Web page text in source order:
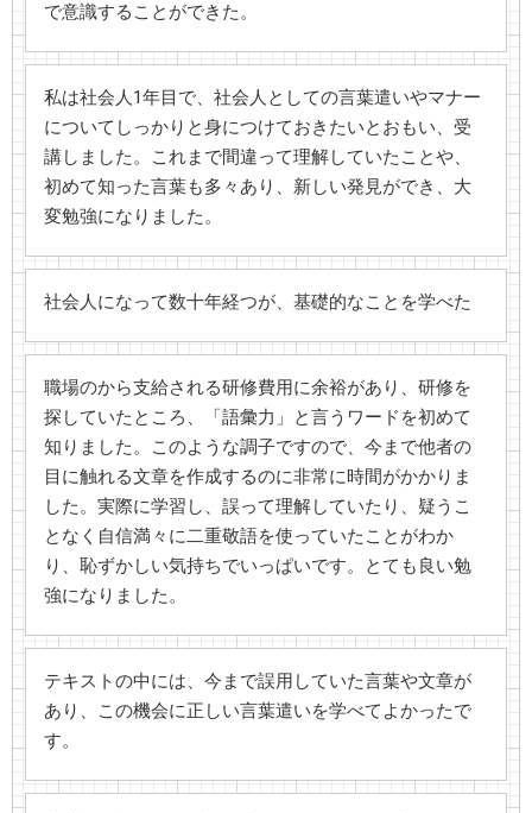
で意識することができた。
私は社会人1年目で、社会人としての言葉遣いやマナー
についてしっかりと身につけておきたいとおもい、受
講しました。これまで間違って理解していたことや、
初めて知った言葉も多々あり、新しい発見ができ、大
変勉強になりました。
社会人になって数十年経つが、基礎的なことを学べた
職場のから支給される研修費用に余裕があり、研修を
探していたところ、「語彙力」と言うワードを初めて
知りました。このような調子ですので、今まで他者の
目に触れる文章を作成するのに非常に時間がかかりま
した。実際に学習し、誤って理解していたり、疑うこ
となく自信満々に二重敬語を使っていたことがわか
り、恥ずかしい気持ちでいっぱいです。とても良い勉
強になりました。
テキストの中には、今まで誤用していた言葉や文章が
あり、この機会に正しい言葉遣いを学べてよかったで
す。